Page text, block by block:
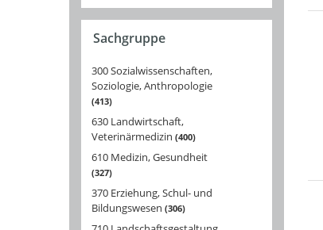
Sachgruppe
300 Sozialwissenschaften,
Soziologie, Anthropologie
413
630 Landwirtschaft,
Veterinärmedizin 400
610 Medizin, Gesundheit
327
370 Erziehung, Schul- und
Bildungswesen 306